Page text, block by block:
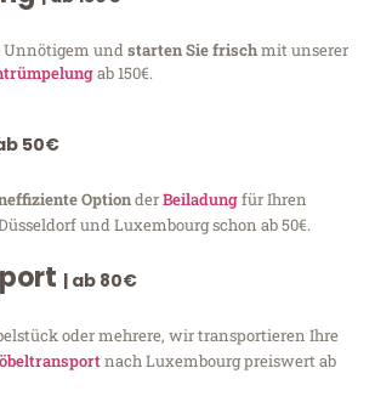
Unnötigem undstarten Sie frischmit unserer
ab 150€.
50€
OptionderBeiladungfür Ihren
und Luxembourg schon ab 50€.
| ab 80€
oder mehrere, wir transportieren Ihre
nach Luxembourg preiswert ab